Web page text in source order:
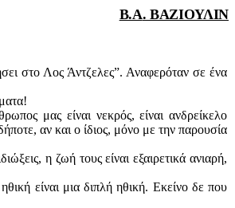
Β.Α. ΒΑΖΙΟΥΛΙΝ
στο Λος Άντζελες”. Αναφερόταν σε ένα
ματα!
μας είναι νεκρός, είναι ανδρείκελο
αν και ο ίδιος, μόνο με την παρουσία
η ζωή τους είναι εξαιρετικά ανιαρή,
είναι μια διπλή ηθική. Εκείνο δε που